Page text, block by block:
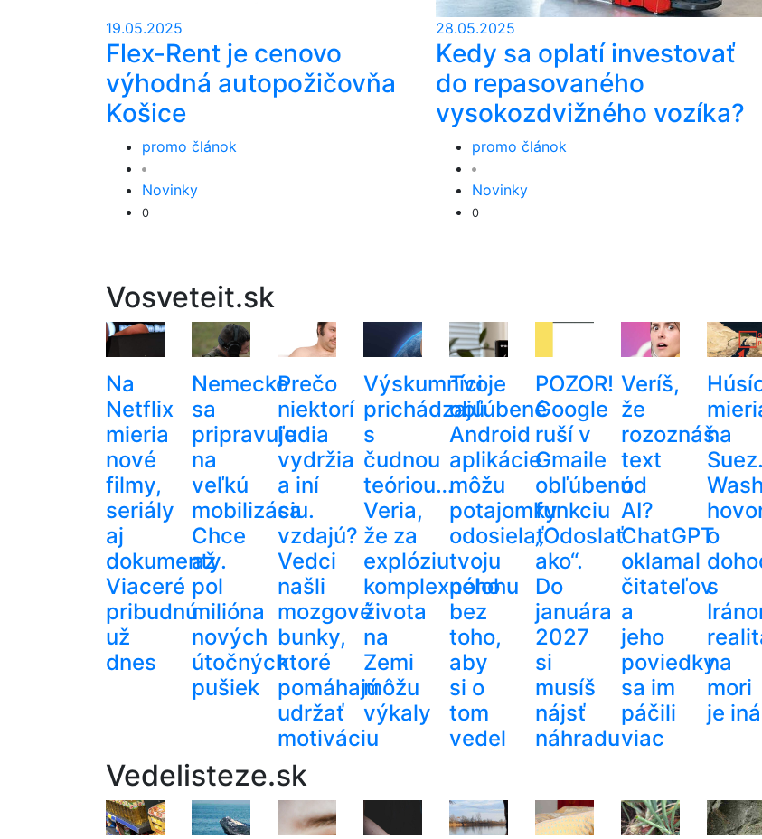
19.05.2025
Flex-Rent je cenovo
výhodná autopožičovňa
Košice
promo článok
Novinky
0
28.05.2025
Kedy sa oplatí investovať
do repasovaného
vysokozdvižného vozíka?
promo článok
Novinky
0
Vosveteit.sk
Na
Netflix
mieria
nové
filmy,
seriály
aj
dokumenty.
Viaceré
pribudnú
už
dnes
Nemecko
sa
pripravuje
na
veľkú
mobilizáciu.
Chce
až
pol
milióna
nových
útočných
pušiek
Prečo
niektorí
ľudia
vydržia
a iní
sa
vzdajú?
Vedci
našli
mozgové
bunky,
ktoré
pomáhajú
udržať
motiváciu
Výskumníci
prichádzajú
s
čudnou
teóriou…
Veria,
že za
explóziu
komplexného
života
na
Zemi
môžu
výkaly
Tvoje
obľúbené
Android
aplikácie
môžu
potajomky
odosielať
tvoju
polohu
bez
toho,
aby
si o
tom
vedel
POZOR!
Google
ruší v
Gmaile
obľúbenú
funkciu
„Odoslať
ako“.
Do
januára
2027
si
musíš
nájsť
náhradu
Veríš,
že
rozoznáš
text
od
AI?
ChatGPT
oklamal
čitateľov
a
jeho
poviedky
sa im
páčili
viac
na
Suez.
o
s
na
mori
je iná
Vedelisteze.sk